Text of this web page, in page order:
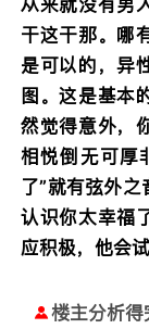
从来就没有男
干这干那。哪
是可以的，异
图。这是基本
然觉得意外，
相悦倒无可厚
了”就有弦外之
认识你太幸福
应积极，他会
楼主分析得